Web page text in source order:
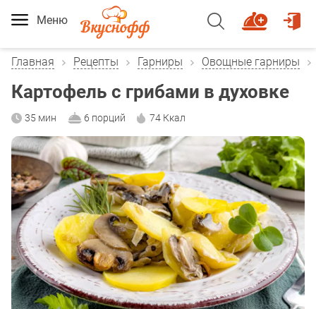
Меню
Главная Рецепты Гарниры Овощные гарниры
Картофель с грибами в духовке
35 мин 6 порций 74 Ккал